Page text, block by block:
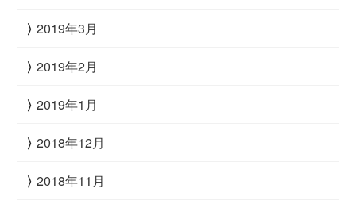
2019年3月
2019年2月
2019年1月
2018年12月
2018年11月